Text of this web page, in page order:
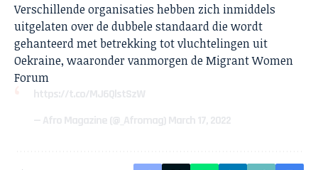
Verschillende organisaties hebben zich inmiddels
uitgelaten over de dubbele standaard die wordt
gehanteerd met betrekking tot vluchtelingen uit
Oekraine, waaronder vanmorgen de Migrant Women
Forum
https://t.co/MJ6QlstSzW
— Afro Magazine (@_Afromag)March 17, 2022